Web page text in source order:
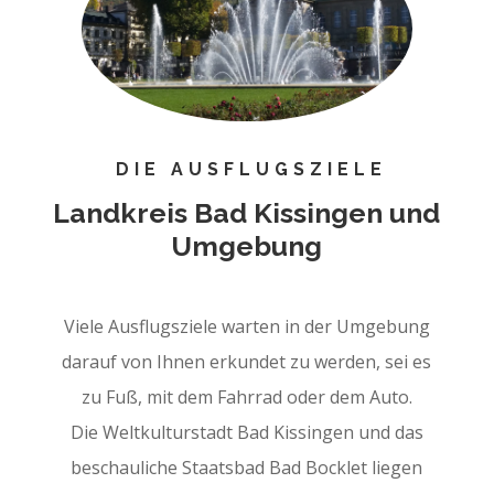
DIE AUSFLUGSZIELE
Landkreis Bad Kissingen und
Umgebung
Viele Ausflugsziele warten in der Umgebung
darauf von Ihnen erkundet zu werden, sei es
zu Fuß, mit dem Fahrrad oder dem Auto.
Die Weltkulturstadt Bad Kissingen und das
beschauliche Staatsbad Bad Bocklet liegen